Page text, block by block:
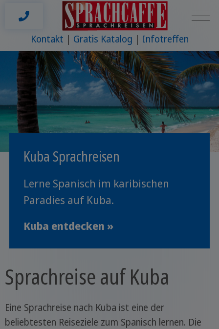
Kontakt Gratis Katalog Infotreffen
Kuba Sprachreisen
Lerne Spanisch im karibischen
Paradies auf Kuba.
Kuba entdecken »
Sprachreise auf Kuba
Eine Sprachreise nach Kuba ist eine der
beliebtesten Reiseziele zum Spanisch lernen. Die